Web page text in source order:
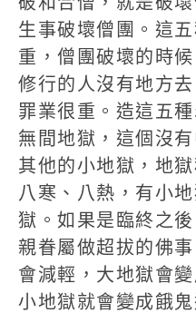
生事破壞僧團。這
重，僧團破壞的時
修行的人沒有地方
罪業很重。造這五
無間地獄，這個沒
其他的小地獄，地獄
八寒、八熱，有小
獄。如果是臨終之
親眷屬做超拔的佛
會減輕，大地獄會變
小地獄就會變成餓